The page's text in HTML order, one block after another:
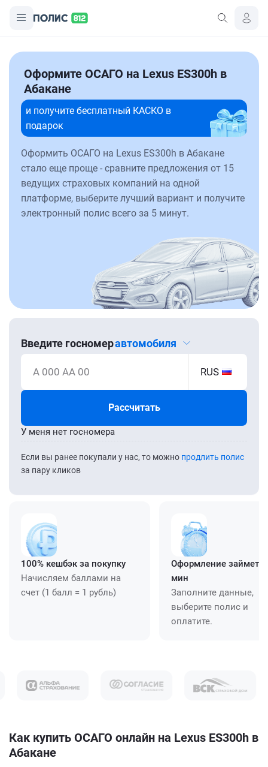
Оформите ОСАГО на Lexus ES300h в
Абакане
и получите бесплатный КАСКО в
подарок
Оформить ОСАГО на Lexus ES300h в Абакане
стало еще проще - сравните предложения от 15
ведущих страховых компаний на одной
платформе, выберите лучший вариант и получите
электронный полис всего за 5 минут.
Введите госномеравтомобиля
А 000 АА 00 RUS
Рассчитать
Если вы ранее покупали у нас, то можно продлить полис
за пару кликов
У меня нет госномера
100% кешбэк за покупку
Начисляем баллами на
счет (1 балл = 1 рубль)
Оформление займет
мин
Заполните данные,
выберите полис и
оплатите.
Как купить ОСАГО онлайн на Lexus ES300h в
Абакане